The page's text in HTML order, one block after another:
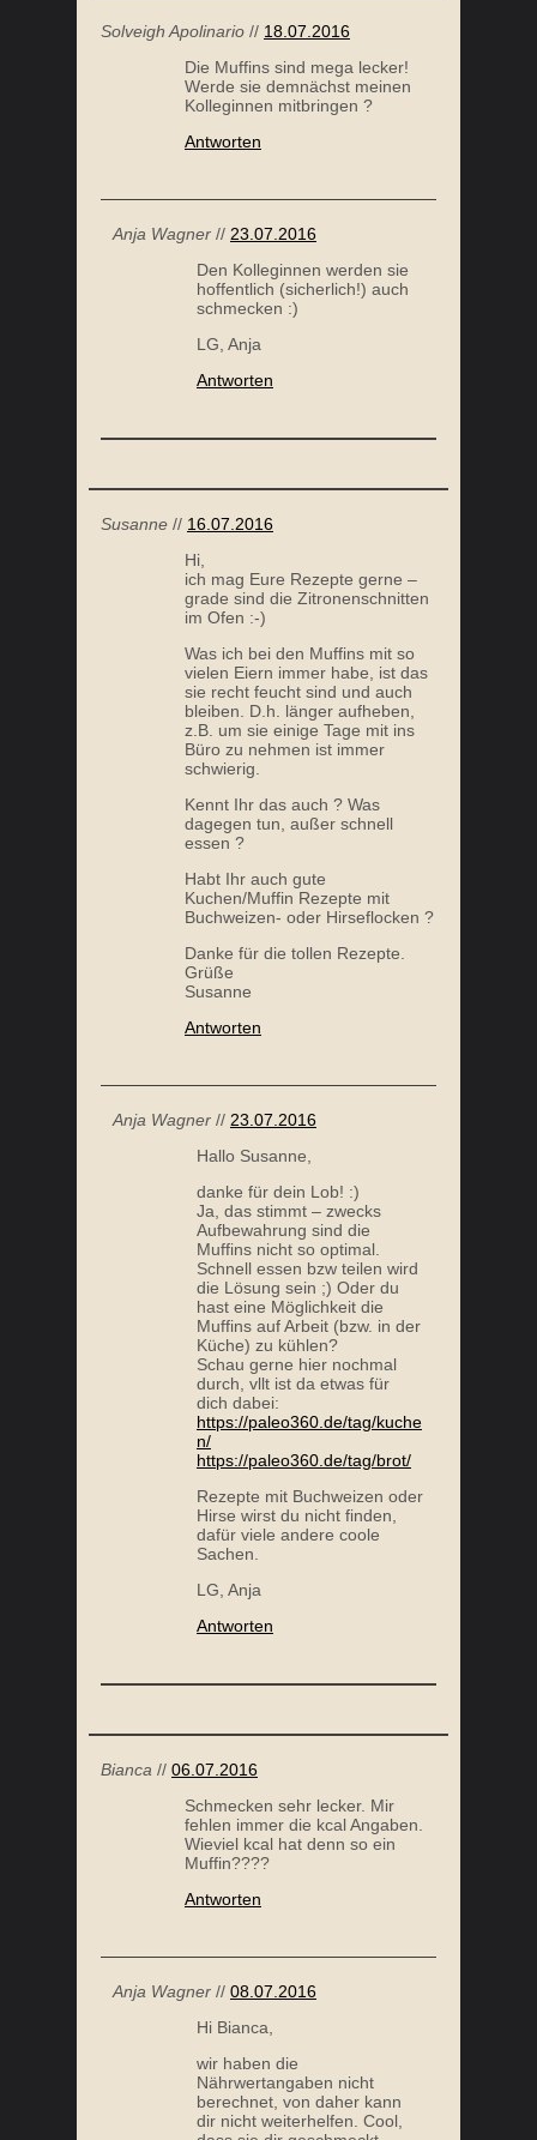
Solveigh Apolinario // 18.07.2016
Die Muffins sind mega lecker!
Werde sie demnächst meinen
Kolleginnen mitbringen ?
Antworten
Anja Wagner // 23.07.2016
Den Kolleginnen werden sie
hoffentlich (sicherlich!) auch
schmecken :)
LG, Anja
Antworten
Susanne // 16.07.2016
Hi,
ich mag Eure Rezepte gerne –
grade sind die Zitronenschnitten
im Ofen :-)
Was ich bei den Muffins mit so
vielen Eiern immer habe, ist das
sie recht feucht sind und auch
bleiben. D.h. länger aufheben,
z.B. um sie einige Tage mit ins
Büro zu nehmen ist immer
schwierig.
Kennt Ihr das auch ? Was
dagegen tun, außer schnell
essen ?
Habt Ihr auch gute
Kuchen/Muffin Rezepte mit
Buchweizen- oder Hirseflocken ?
Danke für die tollen Rezepte.
Grüße
Susanne
Antworten
Anja Wagner // 23.07.2016
Hallo Susanne,
danke für dein Lob! :)
Ja, das stimmt – zwecks
Aufbewahrung sind die
Muffins nicht so optimal.
Schnell essen bzw teilen wird
die Lösung sein ;) Oder du
hast eine Möglichkeit die
Muffins auf Arbeit (bzw. in der
Küche) zu kühlen?
Schau gerne hier nochmal
durch, vllt ist da etwas für
dich dabei:
https://paleo360.de/tag/kuche
n/
https://paleo360.de/tag/brot/
Rezepte mit Buchweizen oder
Hirse wirst du nicht finden,
dafür viele andere coole
Sachen.
LG, Anja
Antworten
Bianca // 06.07.2016
Schmecken sehr lecker. Mir
fehlen immer die kcal Angaben.
Wieviel kcal hat denn so ein
Muffin????
Antworten
Anja Wagner // 08.07.2016
Hi Bianca,
wir haben die
Nährwertangaben nicht
berechnet, von daher kann
dir nicht weiterhelfen. Cool,